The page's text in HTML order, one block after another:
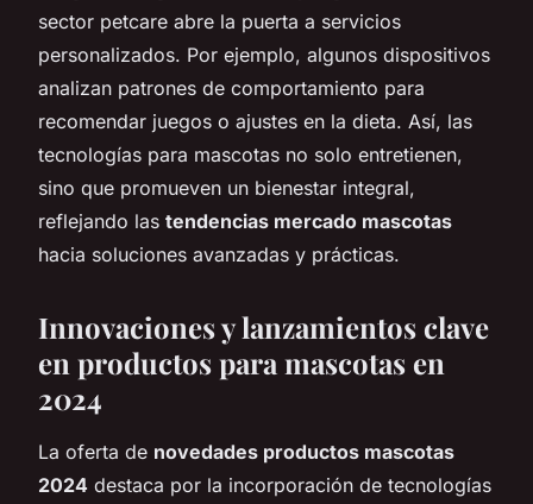
sector petcare abre la puerta a servicios
personalizados. Por ejemplo, algunos dispositivos
analizan patrones de comportamiento para
recomendar juegos o ajustes en la dieta. Así, las
tecnologías para mascotas no solo entretienen,
sino que promueven un bienestar integral,
reflejando las tendencias mercado mascotas
hacia soluciones avanzadas y prácticas.
Innovaciones y lanzamientos clave
en productos para mascotas en
2024
La oferta de novedades productos mascotas
2024 destaca por la incorporación de tecnologías